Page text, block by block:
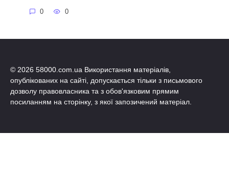
0 0
© 2026 58000.com.ua Використання матеріалів,
опублікованих на сайті, допускається тільки з письмового
дозволу правовласника та з обов'язковим прямим
посиланням на сторінку, з якої запозичений матеріал.